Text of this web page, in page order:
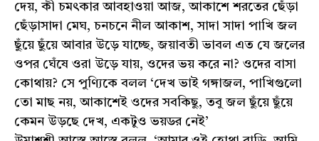
দেয়, কী চমৎকার আবহাওয়া আজ, আকাশে শরতের ছেঁড়া
ছেঁড়াসাদা মেঘ, চনচনে নীল আকাশ, সাদা সাদা পাখি জল
ছুঁয়ে ছুঁয়ে আবার উড়ে যাচ্ছে, জয়াবতী ভাবল এত যে জলের
ওপর ঘেঁষে ওরা উড়ে যায়, ওদের ভয় করে না? ওদের বাসা
কোথায়? সে পুণ্যিকে বলল ‘দেখ ভাই গঙ্গাজল, পাখিগুলো
তো মাছ নয়, আকাশেই ওদের সবকিছু, তবু জল ছুঁয়ে ছুঁয়ে
কেমন উড়ছে দেখ, একটুও ভয়ডর নেই’